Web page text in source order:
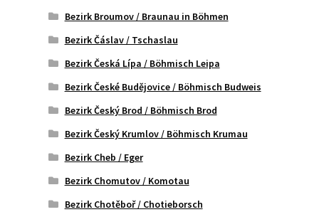
Bezirk Broumov / Braunau in Böhmen
Bezirk Čáslav / Tschaslau
Bezirk Česká Lípa / Böhmisch Leipa
Bezirk České Budějovice / Böhmisch Budweis
Bezirk Český Brod / Böhmisch Brod
Bezirk Český Krumlov / Böhmisch Krumau
Bezirk Cheb / Eger
Bezirk Chomutov / Komotau
Bezirk Chotěboř / Chotieborsch